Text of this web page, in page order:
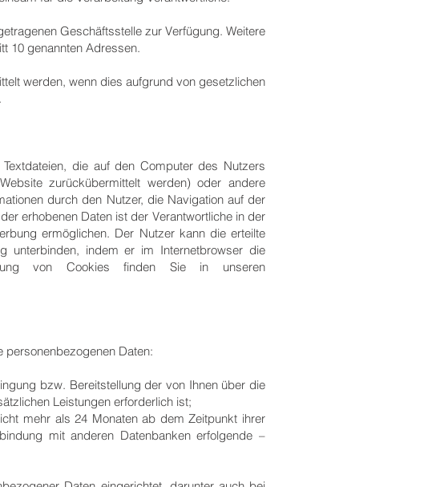
Geschäftsstelle zur Verfügung. Weitere
10 genannten Adressen.
werden, wenn dies aufgrund von gesetzlichen
die auf den Computer des Nutzers
zurückübermittelt werden) oder andere
durch den Nutzer, die Navigation auf der
erhobenen Daten ist der Verantwortliche in der
ermöglichen. Der Nutzer kann die erteilte
unterbinden, indem er im Internetbrowser die
von Cookies finden Sie in unseren
personenbezogenen Daten:
bzw. Bereitstellung der von Ihnen über die
Leistungen erforderlich ist;
mehr als 24 Monaten ab dem Zeitpunkt ihrer
mit anderen Datenbanken erfolgende –